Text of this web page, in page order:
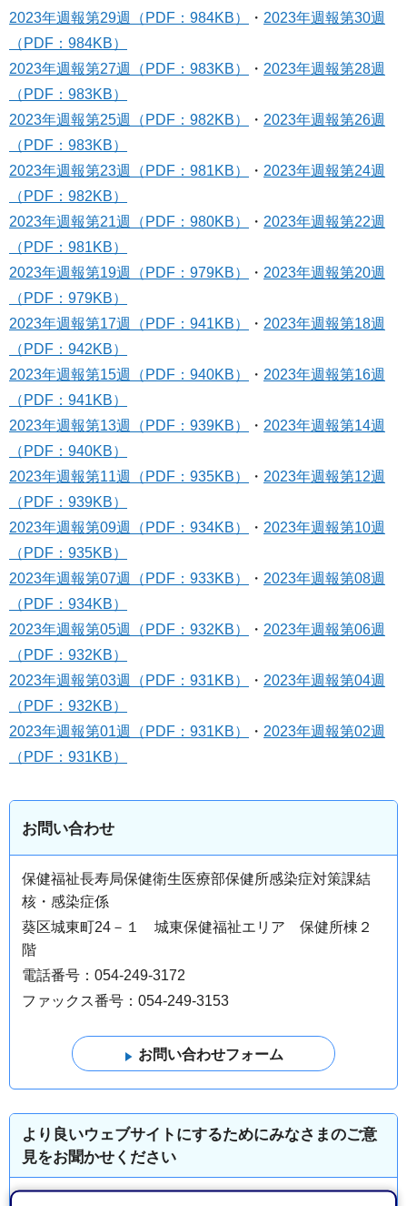
2023年週報第29週（PDF：984KB） ・ 2023年週報第30週
（PDF：984KB）
2023年週報第27週（PDF：983KB） ・ 2023年週報第28週
（PDF：983KB）
2023年週報第25週（PDF：982KB） ・ 2023年週報第26週
（PDF：983KB）
2023年週報第23週（PDF：981KB） ​・ 2023年週報第24週
（PDF：982KB）
2023年週報第21週（PDF：980KB） ・ 2023年週報第22週
（PDF：981KB）
2023年週報第19週（PDF：979KB） ・ 2023年週報第20週
（PDF：979KB）
2023年週報第17週（PDF：941KB） ・ 2023年週報第18週
（PDF：942KB）
2023年週報第15週（PDF：940KB） ・ 2023年週報第16週
（PDF：941KB）
2023年週報第13週（PDF：939KB） ・ 2023年週報第14週
（PDF：940KB）
2023年週報第11週（PDF：935KB） ・ 2023年週報第12週
（PDF：939KB）
2023年週報第09週（PDF：934KB） ・ 2023年週報第10週
（PDF：935KB）
2023年週報第07週（PDF：933KB） ・ 2023年週報第08週
（PDF：934KB）
2023年週報第05週（PDF：932KB） ・ 2023年週報第06週
（PDF：932KB）
2023年週報第03週（PDF：931KB） ・ 2023年週報第04週
（PDF：932KB）
2023年週報第01週（PDF：931KB） ・ 2023年週報第02週
（PDF：931KB）
お問い合わせ
保健福祉長寿局保健衛生医療部保健所感染症対策課結
核・感染症係
葵区城東町24－１ 城東保健福祉エリア 保健所棟２
階
電話番号：054-249-3172
ファックス番号：054-249-3153
より良いウェブサイトにするためにみなさまのご意
見をお聞かせください